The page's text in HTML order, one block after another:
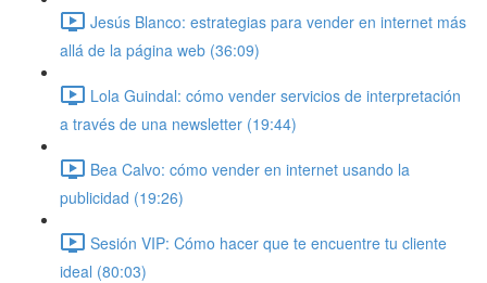
Jesús Blanco: estrategias para vender en internet más
allá de la página web (36:09)
Lola Guindal: cómo vender servicios de interpretación
a través de una newsletter (19:44)
Bea Calvo: cómo vender en internet usando la
publicidad (19:26)
Sesión VIP: Cómo hacer que te encuentre tu cliente
ideal (80:03)